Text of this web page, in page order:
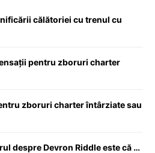
călătoriei cu trenul cu
pentru zboruri charter
zboruri charter întârziate sau
despre Devron Riddle este că …